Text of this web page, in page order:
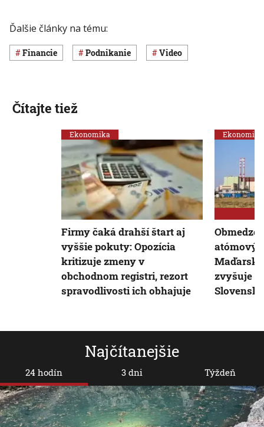
Ďalšie články na tému:
Financie Podnikanie Video
Najčítanejšie
24 hodín 3 dni Týždeň
Čítajte tiež
Ekonomika
Firmy čaká drahší štart aj
vyššie pokuty: Opozícia
kritizuje zmeny v
obchodnom registri, rezort
spravodlivosti ich obhajuje
Ekonomika
zvyšuje